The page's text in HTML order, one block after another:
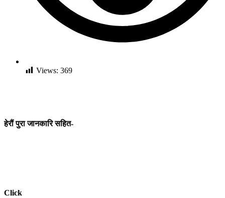
Views: 369
हेरौं पुरा जानकारि सहित-
Click